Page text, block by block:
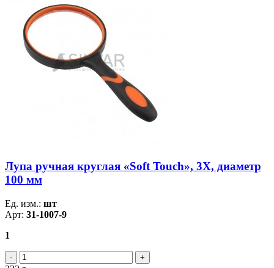
Лупа ручная круглая «Soft Touch», 3X, диаметр
100 мм
Ед. изм.: шт
Арт: 31-1007-9
1